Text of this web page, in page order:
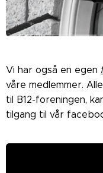
Vi har også en egen
våre medlemmer.
til B12-foreningen,
tilgang til vår